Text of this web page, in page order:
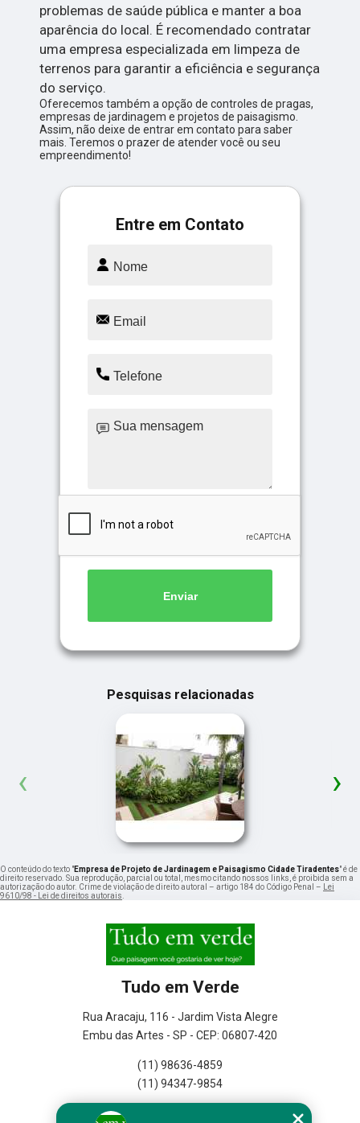
problemas de saúde pública e manter a boa
aparência do local. É recomendado contratar
uma empresa especializada em limpeza de
terrenos para garantir a eficiência e segurança
do serviço.
Oferecemos também a opção de controles de pragas,
empresas de jardinagem e projetos de paisagismo.
Assim, não deixe de entrar em contato para saber
mais. Teremos o prazer de atender você ou seu
empreendimento!
Entre em Contato
Enviar
Pesquisas relacionadas
‹ ›
O conteúdo do texto "Empresa de Projeto de Jardinagem e Paisagismo Cidade Tiradentes" é de
direito reservado. Sua reprodução, parcial ou total, mesmo citando nossos links, é proibida sem a
autorização do autor. Crime de violação de direito autoral – artigo 184 do Código Penal –
Lei
9610/98 - Lei de direitos autorais
Tudo em Verde
Rua Aracaju, 116 - Jardim Vista Alegre
Embu das Artes - SP - CEP: 06807-420
(11) 98636-4859
(11) 94347-9854